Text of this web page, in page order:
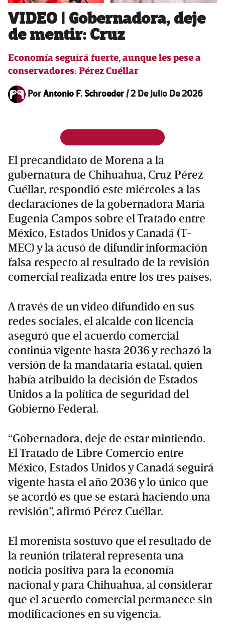
VIDEO | Gobernadora, deje
de mentir: Cruz
Economía seguirá fuerte, aunque les pese a
conservadores: Pérez Cuéllar
PorAntonio F. Schroeder/2 De Julio De 2026
El precandidato de Morena a la
gubernatura de Chihuahua, Cruz Pérez
Cuéllar, respondió este miércoles a las
declaraciones de la gobernadora María
Eugenia Campos sobre el Tratado entre
México, Estados Unidos y Canadá (T-
MEC) y la acusó de difundir información
falsa respecto al resultado de la revisión
comercial realizada entre los tres países.
A través de un video difundido en sus
redes sociales, el alcalde con licencia
aseguró que el acuerdo comercial
continúa vigente hasta 2036 y rechazó la
versión de la mandataria estatal, quien
había atribuido la decisión de Estados
Unidos a la política de seguridad del
Gobierno Federal.
“Gobernadora, deje de estar mintiendo.
El Tratado de Libre Comercio entre
México, Estados Unidos y Canadá seguirá
vigente hasta el año 2036 y lo único que
se acordó es que se estará haciendo una
revisión”, afirmó Pérez Cuéllar.
El morenista sostuvo que el resultado de
la reunión trilateral representa una
noticia positiva para la economía
nacional y para Chihuahua, al considerar
que el acuerdo comercial permanece sin
modificaciones en su vigencia.